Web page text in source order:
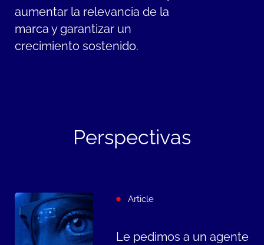
aumentar la relevancia de la
marca y garantizar un
crecimiento sostenido.
Perspectivas
Article
Le pedimos a un agente